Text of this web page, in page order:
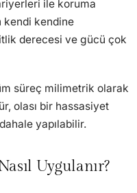
ile koruma
kendi kendine
derecesi ve gücü çok
süreç milimetrik olarak
olası bir hassasiyet
yapılabilir.
Uygulanır?